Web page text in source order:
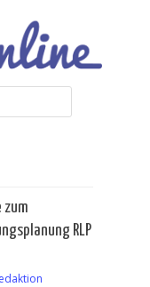
online
zum
RLP